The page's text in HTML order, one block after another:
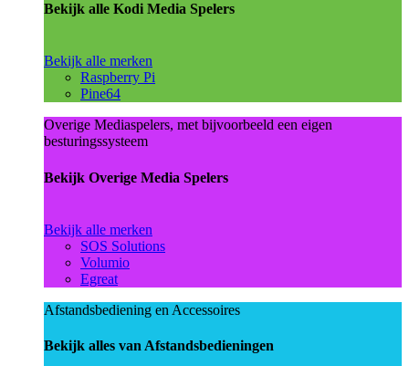
Bekijk alle Kodi Media Spelers
Bekijk alle merken
Raspberry Pi
Pine64
Overige Mediaspelers, met bijvoorbeeld een eigen
besturingssysteem
Bekijk Overige Media Spelers
Bekijk alle merken
SOS Solutions
Volumio
Egreat
Afstandsbediening en Accessoires
Bekijk alles van Afstandsbedieningen